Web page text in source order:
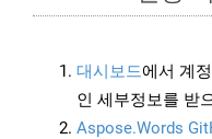
대시보드에서 계
인 세부정보를 받
Aspose.Words